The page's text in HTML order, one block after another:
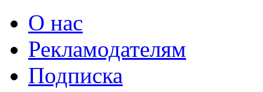
О нас
Рекламодателям
Подписка